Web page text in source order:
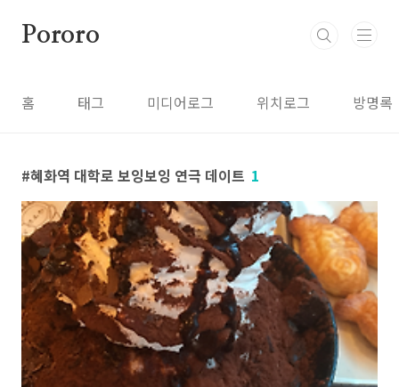
Pororo
홈 태그 미디어로그 위치로그 방명록
혜화역 대학로 보잉보잉 연극 데이트 1